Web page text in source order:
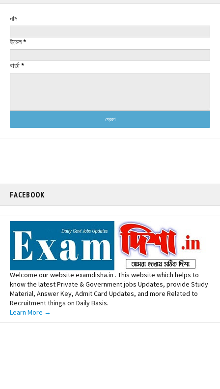
নাম
ইমেল*
বার্তা*
FACEBOOK
Welcome our website examdisha.in . This website which helps to
know the latest Private & Government jobs Updates, provide Study
Material, Answer Key, Admit Card Updates, and more Related to
Recruitment things on Daily Basis.
Learn More →